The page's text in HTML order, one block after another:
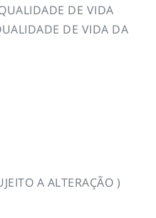
DE VIDA
DE VIDA DA
A ALTERAÇÃO )